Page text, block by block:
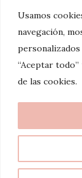
Usamos
navegación,
“Aceptar
de las cookies.